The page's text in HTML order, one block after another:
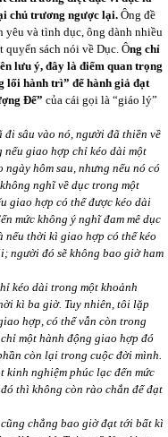
chủ trương ngược lại. Ông đề
yêu và tình dục, ông dành nhiều
sách nói về Dục. Ông chỉ
lưu ý, đây là điểm quan trọng
lối hành trì” để hành giả đạt
Đế” của cái gọi là “giáo lý”
sâu vào nó, người đã thiền về
nếu giao hợp chỉ kéo dài một
hôm sau, nhưng nếu nó có
nghĩ về dục trong một
giao hợp có thể được kéo dài
mức không ý nghĩ đam mê dục
thời kì giao hợp có thể kéo
người đó sẽ không bao giờ ham
kéo dài trong một khoảnh
kì ba giờ. Tuy nhiên, tôi lặp
hợp, có thể vẫn còn trong
một hành động giao hợp đó
còn lại trong cuộc đời mình.
kinh nghiệm phúc lạc đến mức
thì không còn rào chắn để đạt
chẳng bao giờ đạt tới bất kì